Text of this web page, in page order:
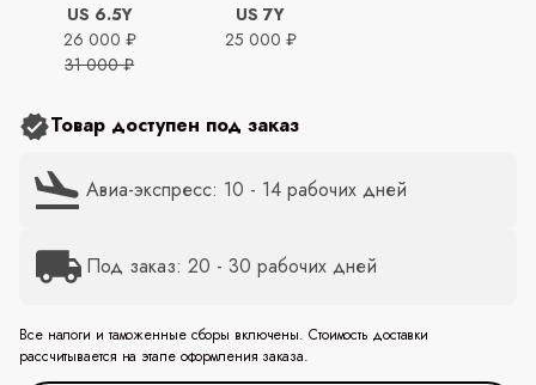
US 6.5Y
26 000 ₽
31 000 ₽
US 7Y
25 000 ₽
Товар доступен под заказ
Авиа-экспресс: 10 - 14 рабочих дней
Под заказ: 20 - 30 рабочих дней
Все налоги и таможенные сборы включены. Стоимость доставки
рассчитывается на этапе оформления заказа.